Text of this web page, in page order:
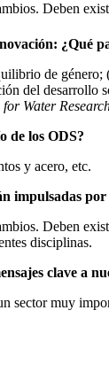
Deben
¿Qué
de
del
for Water
de los ODS?
y acero, etc.
impulsadas
Deben
disciplinas.
clave a
sector muy